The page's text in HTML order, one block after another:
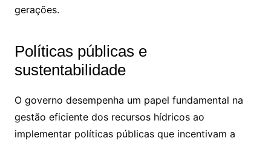
gerações.
Políticas públicas e
sustentabilidade
O governo desempenha um papel fundamental na
gestão eficiente dos recursos hídricos ao
implementar políticas públicas que incentivam a